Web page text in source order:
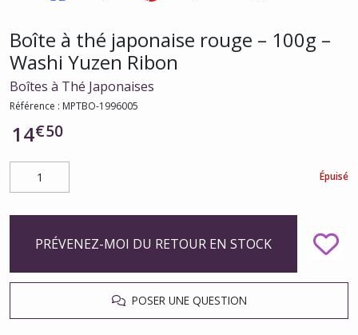
Boîte à thé japonaise rouge – 100g –
Washi Yuzen Ribon
Boîtes à Thé Japonaises
Référence : MPTBO-1996005
14€50
Épuisé
PRÉVENEZ-MOI DU RETOUR EN STOCK
POSER UNE QUESTION